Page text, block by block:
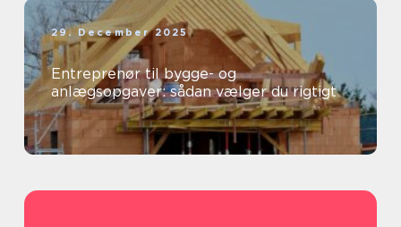
29. December 2025
Entreprenør til bygge- og
anlægsopgaver: sådan vælger du rigtigt